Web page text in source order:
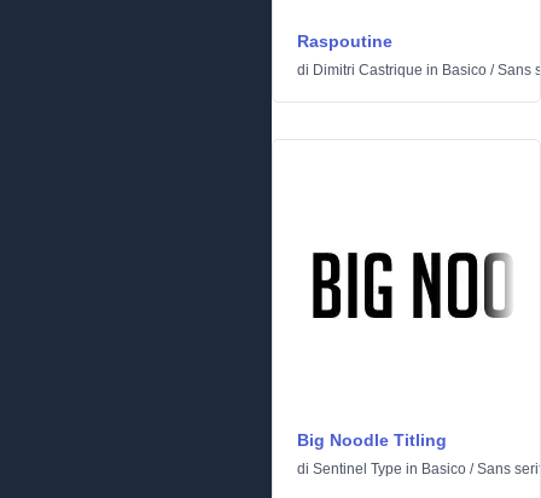
Raspoutine
di Dimitri Castrique in Basico /Sans
Big Noodle Titling
di Sentinel Type in Basico /Sans serif